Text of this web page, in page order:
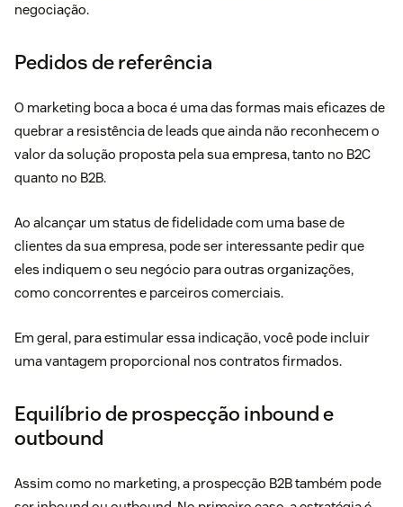
negociação.
Pedidos de referência
O marketing boca a boca é uma das formas mais eficazes de
quebrar a resistência de leads que ainda não reconhecem o
valor da solução proposta pela sua empresa, tanto no B2C
quanto no B2B.
Ao alcançar um status de fidelidade com uma base de
clientes da sua empresa, pode ser interessante pedir que
eles indiquem o seu negócio para outras organizações,
como concorrentes e parceiros comerciais.
Em geral, para estimular essa indicação, você pode incluir
uma vantagem proporcional nos contratos firmados.
Equilíbrio de prospecção inbound e
outbound
Assim como no marketing, a prospecção B2B também pode